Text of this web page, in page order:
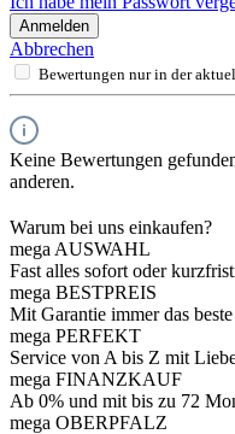
Anmelden
Abbrechen
Bewertungen nur in der
Keine Bewertungen
anderen.
Warum bei uns einkaufen?
mega AUSWAHL
Fast alles sofort oder
mega BESTPREIS
Mit Garantie immer das
mega PERFEKT
Service von A bis Z mit
mega FINANZKAUF
Ab 0% und mit bis zu 72
mega OBERPFALZ